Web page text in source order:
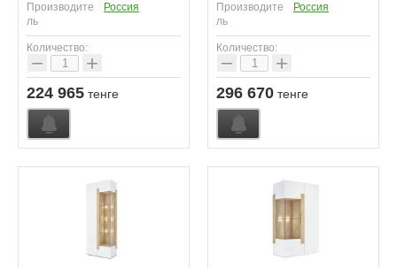
Производите
ль
Россия
Количество:
− +
224 965 тенге
Производите
ль
Россия
Количество:
− +
296 670 тенге